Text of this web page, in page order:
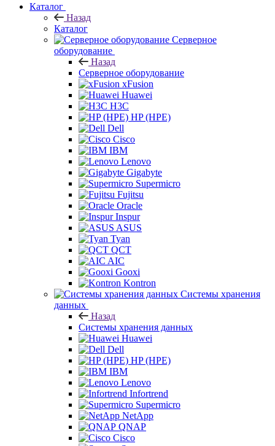
Каталог
Назад
Каталог
Серверное
оборудование
Назад
Серверное оборудование
xFusion
Huawei
H3C
HP (HPE)
Dell
Cisco
IBM
Lenovo
Gigabyte
Supermicro
Fujitsu
Oracle
Inspur
ASUS
Tyan
QCT
AIC
Gooxi
Kontron
Системы хранения
данных
Назад
Системы хранения данных
Huawei
Dell
HP (HPE)
IBM
Lenovo
Infortrend
Supermicro
NetApp
QNAP
Cisco